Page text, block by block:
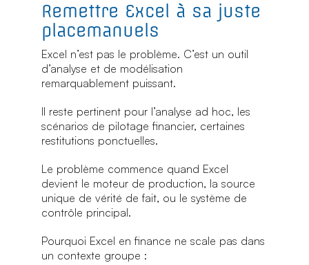
Remettre Excel à sa juste
placemanuels
Excel n’est pas le problème. C’est un outil
d’analyse et de modélisation
remarquablement puissant.
Il reste pertinent pour l’analyse ad hoc, les
scénarios de pilotage financier, certaines
restitutions ponctuelles.
Le problème commence quand Excel
devient le moteur de production, la source
unique de vérité de fait, ou le système de
contrôle principal.
Pourquoi Excel en finance ne scale pas dans
un contexte groupe :